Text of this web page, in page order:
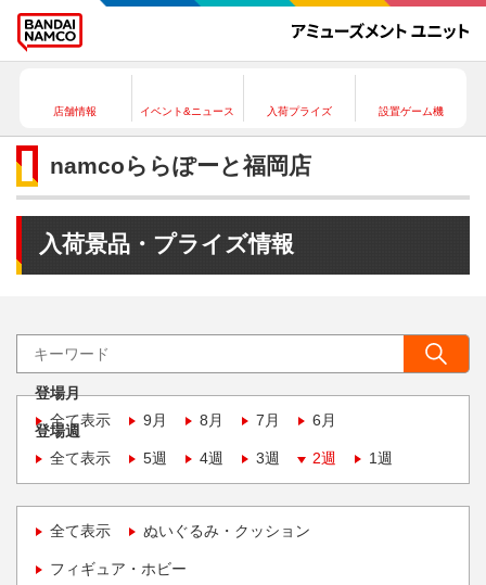
店舗情報 イベント&ニュース 入荷プライズ 設置ゲーム機
namcoららぽーと福岡店
入荷景品・プライズ情報
登場月
全て表示
9月 8月 7月 6月
登場週
全て表示
5週 4週 3週 2週 1週
全て表示 ぬいぐるみ・クッション
フィギュア・ホビー